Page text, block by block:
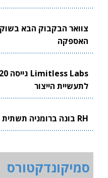
האספקה
לתעשיית הייצור
RH בונה ברומניה תשתית ייצור ביטחוני ישראלית
סמיקונדקטורס